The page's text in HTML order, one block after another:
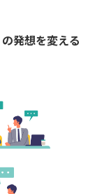
発想を変える